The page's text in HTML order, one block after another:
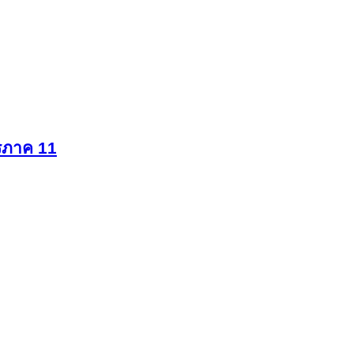
าค 11